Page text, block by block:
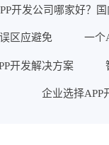
开发公司哪家好？
区应避免 一个
开发解决方案
企业选择APP